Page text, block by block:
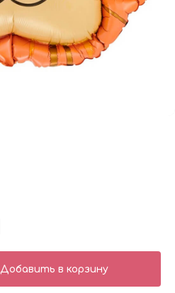
Добавить в корзину